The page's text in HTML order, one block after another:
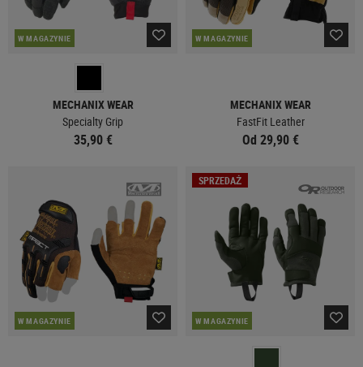
W MAGAZYNIE
MECHANIX WEAR
Specialty Grip
35,90 €
W MAGAZYNIE
MECHANIX WEAR
FastFit Leather
Od 29,90 €
W MAGAZYNIE
SPRZEDAŻ
W MAGAZYNIE